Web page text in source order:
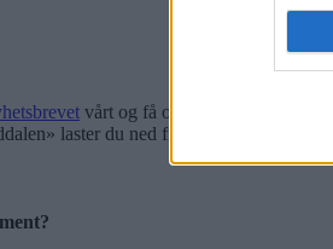
vårt og få oppdateringer rett i
laster du ned fra App Store og